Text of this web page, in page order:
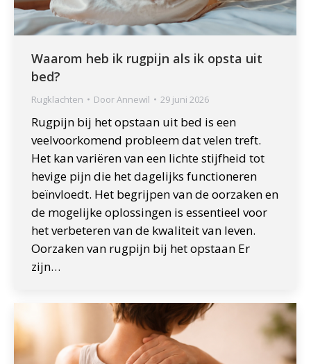
Waarom heb ik rugpijn als ik opsta uit
bed?
Rugklachten DoorAnnewil 29 juni 2026
Rugpijn bij het opstaan uit bed is een
veelvoorkomend probleem dat velen treft.
Het kan variëren van een lichte stijfheid tot
hevige pijn die het dagelijks functioneren
beïnvloedt. Het begrijpen van de oorzaken en
de mogelijke oplossingen is essentieel voor
het verbeteren van de kwaliteit van leven.
Oorzaken van rugpijn bij het opstaan Er
zijn…